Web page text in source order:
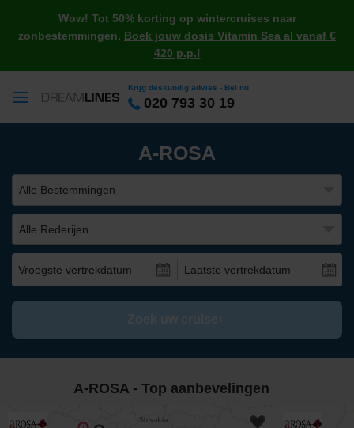
Wow! Tot 50% korting op wintercruises naar
zonbestemmingen. Boek jouw dosis Vitamin Sea al vanaf €
420 p.p.!
Krijg deskundig advies - Bel nu
020 793 30 19
A-ROSA
Alle Bestemmingen
Alle Rederijen
Vroegste vertrekdatum Laatste vertrekdatum
A-ROSA - Top aanbevelingen